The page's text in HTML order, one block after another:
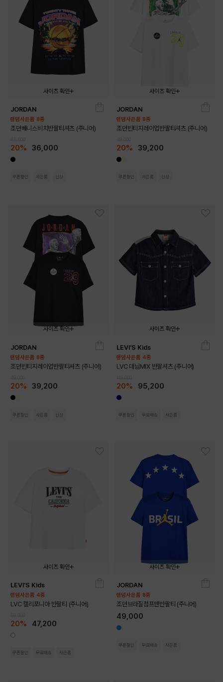
사이즈 확인
JORDAN
랜덤사은품 8종
조던베니스비치반팔티셔츠 (주니어)
20% 36,000
쿠폰할인 사은품 신상
사이즈 확인
JORDAN
랜덤사은품 8종
조던빈티지레이업반팔티셔츠 (주니어)
20% 39,200
쿠폰할인 사은품 신상
사이즈 확인
JORDAN
랜덤사은품 8종
조던빈티지레이업반팔티셔츠 (주니어)
20% 39,200
쿠폰할인 사은품 신상
사이즈 확인
140
LEVI'S Kids
랜덤사은품 4종
LVC 데님MIX 반팔셔츠 (주니어)
20% 95,200
쿠폰할인 무료배송 사은품
사이즈 확인
140
LEVI'S Kids
랜덤사은품 4종
LVC 캘리포니아 반팔티 (주니어)
20% 47,200
쿠폰할인 무료배송 사은품
사이즈 확인
JORDAN
랜덤사은품 8종
조던브라질점프맨반팔티 (주니어)
49,000
쿠폰할인 무료배송 사은품